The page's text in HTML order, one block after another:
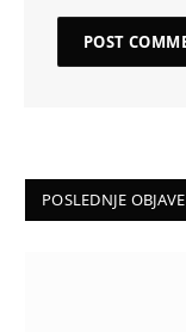
POSLEDNJE OBJAVE